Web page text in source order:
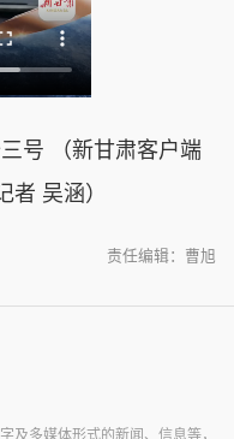
号 （新甘肃客户端
者 吴涵）
责任编辑：曹旭
及多媒体形式的新闻、信息等，